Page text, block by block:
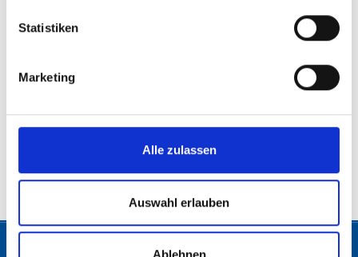
Statistiken
Marketing
Alle zulassen
Auswahl erlauben
Facebook
Instagram
© 2026 Freiheitliche Partei Österreichs. Alle Rechte vorbehalten.